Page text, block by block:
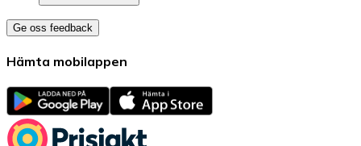
Ge oss feedback
Hämta mobilappen